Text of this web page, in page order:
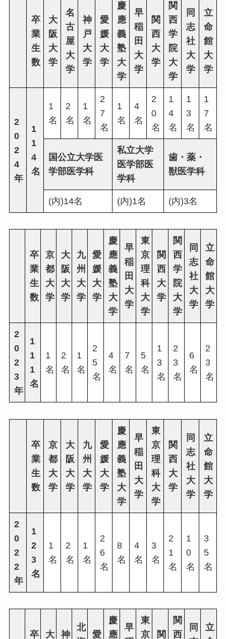
卒
業
生
数
大
阪
大
学
名
古
屋
大
学
神
戸
大
学
愛
媛
大
学
慶
應
義
塾
大
学
早
稲
田
大
学
関
西
大
学
関
西
学
院
大
学
同
志
社
大
学
立
命
館
大
学
2
0
2
4
年
1
1
4
名
1
名
2
名
1
名
2
7
名
1
名
4
名
2
0
名
1
4
名
1
3
名
1
7
名
国公立大学医
学部医学科
私立大学
医学部医
学科
歯・薬・
獣医学科
(内)14名 (内)1名 (内)3名
卒
業
生
数
京
都
大
学
大
阪
大
学
九
州
大
学
愛
媛
大
学
慶
應
義
塾
大
学
早
稲
田
大
学
東
京
理
科
大
学
関
西
大
学
関
西
学
院
大
学
同
志
社
大
学
立
命
館
大
学
2
0
2
3
年
1
1
1
名
1
名
2
名
1
名
2
5
名
4
名
7
名
5
名
1
3
名
2
3
名
6
名
2
3
名
卒
業
生
数
京
都
大
学
大
阪
大
学
九
州
大
学
愛
媛
大
学
慶
應
義
塾
大
学
早
稲
田
大
学
東
京
理
科
大
学
関
西
大
学
同
志
社
大
学
立
命
館
大
学
2
0
2
2
年
1
2
3
名
1
名
2
名
1
名
2
6
名
8
名
4
名
3
名
2
1
名
1
0
名
3
5
名
卒
大
神
北
愛
慶
應
早
東
京
関
関
西
同
立